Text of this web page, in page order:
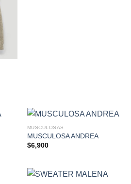
MUSCULOSAS
MUSCULOSA ANDREA
$6,900